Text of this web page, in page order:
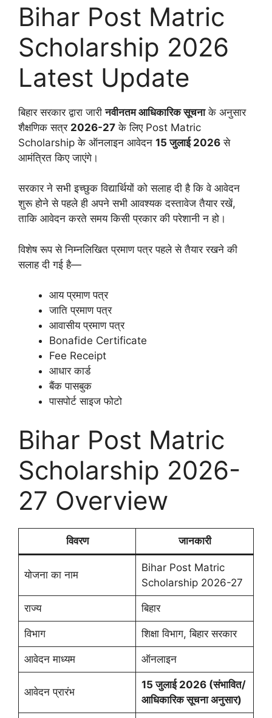
Bihar Post Matric
Scholarship 2026
Latest Update
बिहार सरकार द्वारा जारीनवीनतम आधिकारिक सूचनाके अनुसार
शैक्षणिक सत्र 2026-27 के लिए Post Matric
Scholarship के ऑनलाइन आवेदन 15 जुलाई 2026 से
आमंत्रित किए जाएंगे।
सरकार ने सभी इच्छुक विद्यार्थियों को सलाह दी है कि वे आवेदन
शुरू होने से पहले ही अपने सभी आवश्यक दस्तावेज तैयार रखें,
ताकि आवेदन करते समय किसी प्रकार की परेशानी न हो।
विशेष रूप से निम्नलिखित प्रमाण पत्र पहले से तैयार रखने की
सलाह दी गई है—
आय प्रमाण पत्र
जाति प्रमाण पत्र
आवासीय प्रमाण पत्र
Bonafide Certificate
Fee Receipt
आधार कार्ड
बैंक पासबुक
पासपोर्ट साइज फोटो
Bihar Post Matric
Scholarship 2026-
27 Overview
विवरण जानकारी
योजना का नाम
Bihar Post Matric
Scholarship 2026-27
राज्य बिहार
विभाग शिक्षा विभाग, बिहार सरकार
आवेदन माध्यम ऑनलाइन
आवेदन प्रारंभ
15 जुलाई 2026 (संभावित/
आधिकारिक सूचना अनुसार)